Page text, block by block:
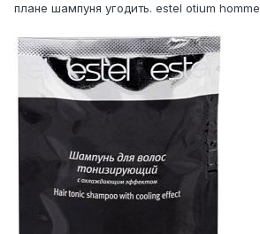
плане шампуня угодить. estel otium homme